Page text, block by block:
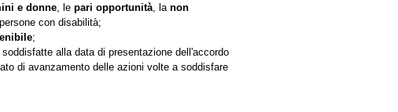
e donne , le pari opportunità , la non
con disabilità;
;
alla data di presentazione dell'accordo
di avanzamento delle azioni volte a soddisfare